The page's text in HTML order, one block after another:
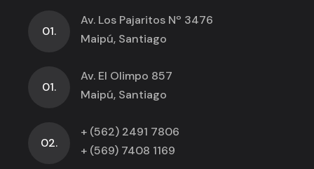
01.
Av. Los Pajaritos Nº 3476
Maipú, Santiago
01.
Av. El Olimpo 857
Maipú, Santiago
02.
+ (562) 2491 7806
+ (569) 7408 1169